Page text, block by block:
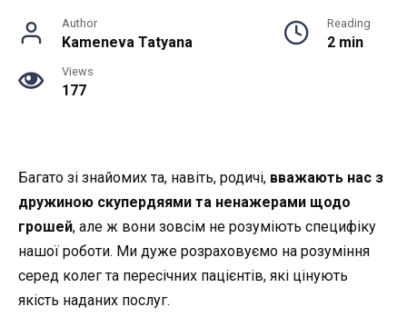
Author
Kameneva Tatyana
Reading
2 min
Views
177
Багато зі знайомих та, навіть, родичі, вважають нас з
дружиною скупердяями та ненажерами щодо
грошей, але ж вони зовсім не розуміють специфіку
нашої роботи. Ми дуже розраховуємо на розуміння
серед колег та пересічних пацієнтів, які цінують
якість наданих послуг.